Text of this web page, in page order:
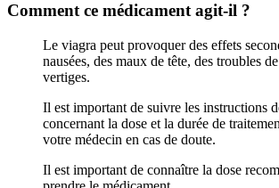
Comment ce médicament agit-il ?
Le viagra peut provoquer des effets
nausées, des maux de tête, des troubles
vertiges.
Il est important de suivre les instructions
concernant la dose et la durée de
votre médecin en cas de doute.
Il est important de connaître la dose